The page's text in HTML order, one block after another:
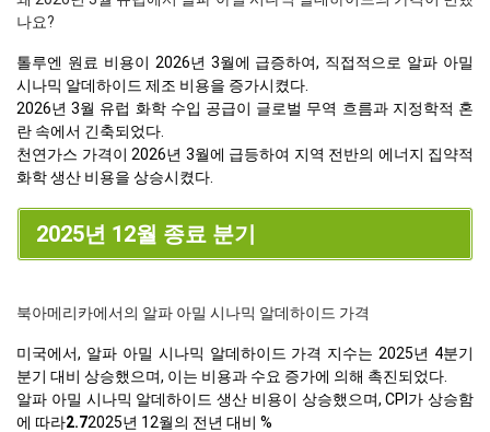
나요?
톨루엔 원료 비용이 2026년 3월에 급증하여, 직접적으로 알파 아밀
시나믹 알데하이드 제조 비용을 증가시켰다.
2026년 3월 유럽 화학 수입 공급이 글로벌 무역 흐름과 지정학적 혼
란 속에서 긴축되었다.
천연가스 가격이 2026년 3월에 급등하여 지역 전반의 에너지 집약적
화학 생산 비용을 상승시켰다.
2025년 12월 종료 분기
북아메리카에서의 알파 아밀 시나믹 알데하이드 가격
미국에서, 알파 아밀 시나믹 알데하이드 가격 지수는 2025년 4분기
분기 대비 상승했으며, 이는 비용과 수요 증가에 의해 촉진되었다.
알파 아밀 시나믹 알데하이드 생산 비용이 상승했으며, CPI가 상승함
에 따라2.72025년 12월의 전년 대비 %